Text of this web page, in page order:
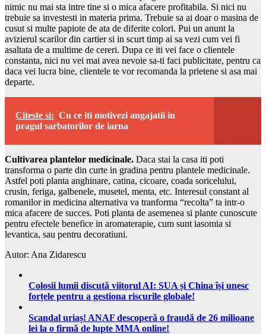
nimic nu mai sta intre tine si o mica afacere profitabila. Si nici nu
trebuie sa investesti in materia prima. Trebuie sa ai doar o masina de
cusut si multe papiote de ata de diferite colori. Pui un anunt la
avizierul scarilor din cartier si in scurt timp ai sa vezi cum vei fi
asaltata de a multime de cereri. Dupa ce iti vei face o clientele
constanta, nici nu vei mai avea nevoie sa-ti faci publicitate, pentru ca
daca vei lucra bine, clientele te vor recomanda la prietene si asa mai
departe.
Citeste si: Cu ce iti motivezi angajatii in
pragul sarbatorilor de iarna
Cultivarea plantelor medicinale. Daca stai la casa iti poti
transforma o parte din curte in gradina pentru plantele medicinale.
Astfel poti planta anghinare, catina, cicoare, coada soricelului,
crusin, feriga, galbenele, musetel, menta, etc. Interesul constant al
romanilor in medicina alternativa va tranforma “recolta” ta intr-o
mica afacere de succes. Poti planta de asemenea si plante cunoscute
pentru efectele benefice in aromaterapie, cum sunt iasomia si
levantica, sau pentru decoratiuni.
Autor: Ana Zidarescu
Colosii lumii discută viitorul AI: SUA și China își unesc
forțele pentru a gestiona riscurile globale!
Scandal uriaș! ANAF descoperă o fraudă de 26 milioane
lei la o firmă de lupte MMA online!